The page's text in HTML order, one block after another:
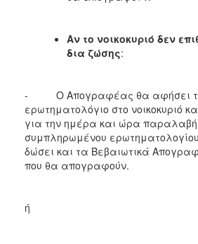
Αν το νοικοκυριό δεν
δια ζώσης:
- Ο Απογραφέας θα αφήσει το
ερωτηματολόγιο στο νοικοκυριό
για την ημέρα και ώρα
συμπληρωμένου
δώσει και τα Βεβαιωτικά
που θα απογραφούν.
ή